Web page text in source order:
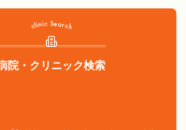
院・クリニック検索